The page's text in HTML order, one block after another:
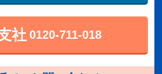
社 0120-711-018